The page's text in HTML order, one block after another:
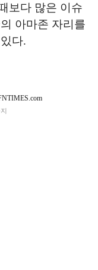
보다 많은 이슈
아마존 자리를
다.